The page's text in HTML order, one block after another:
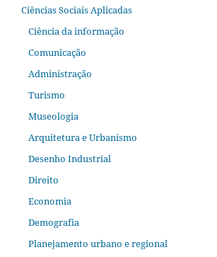
Ciências Sociais Aplicadas
Ciência da informação
Comunicação
Administração
Turismo
Museologia
Arquitetura e Urbanismo
Desenho Industrial
Direito
Economia
Demografia
Planejamento urbano e regional